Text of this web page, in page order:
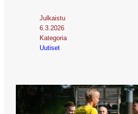
Julkaistu
6.3.2026
Kategoria
Uutiset